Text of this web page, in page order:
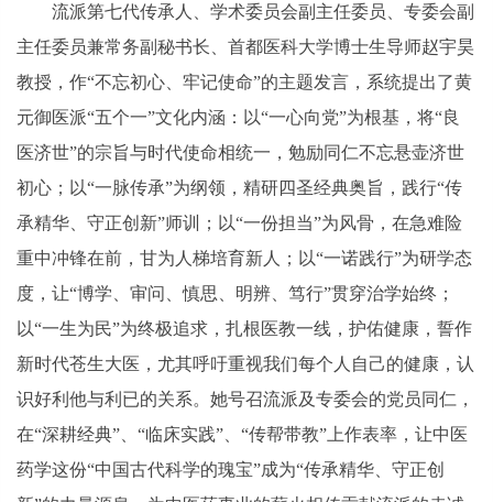
流派第七代传承人、学术委员会副主任委员、专委会副
主任委员兼常务副秘书长、首都医科大学博士生导师赵宇昊
教授，作“不忘初心、牢记使命”的主题发言，系统提出了黄
元御医派“五个一”文化内涵：以“一心向党”为根基，将“良
医济世”的宗旨与时代使命相统一，勉励同仁不忘悬壶济世
初心；以“一脉传承”为纲领，精研四圣经典奥旨，践行“传
承精华、守正创新”师训；以“一份担当”为风骨，在急难险
重中冲锋在前，甘为人梯培育新人；以“一诺践行”为研学态
度，让“博学、审问、慎思、明辨、笃行”贯穿治学始终；
以“一生为民”为终极追求，扎根医教一线，护佑健康，誓作
新时代苍生大医，尤其呼吁重视我们每个人自己的健康，认
识好利他与利已的关系。她号召流派及专委会的党员同仁，
在“深耕经典”、“临床实践”、“传帮带教”上作表率，让中医
药学这份“中国古代科学的瑰宝”成为“传承精华、守正创